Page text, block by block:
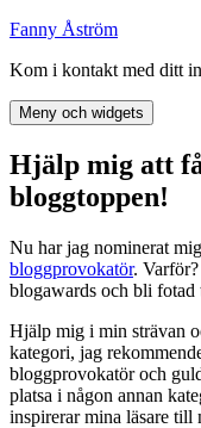
Hoppa
innehåll
Fanny Åström
Kom i kontakt med ditt
Meny och widgets
Hjälp mig att
bloggtoppen!
Nu har jag nominerat
bloggprovokatör.
blogawards och bli
Hjälp mig i min strävan
kategori, jag
bloggprovokatör och
platsa i någon annan
inspirerar mina läsare till